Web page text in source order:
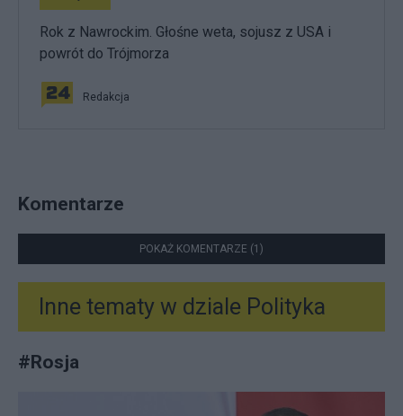
Rok z Nawrockim. Głośne weta, sojusz z USA i
powrót do Trójmorza
Redakcja
Komentarze
POKAŻ KOMENTARZE (1)
Inne tematy w dziale Polityka
#Rosja